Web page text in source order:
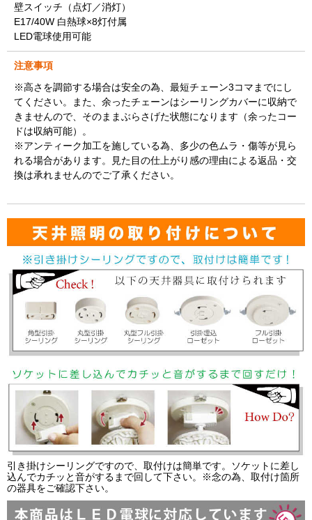
壁スイッチ（点灯／消灯）
E17/40W 白熱球×8灯付属
LED電球使用可能
注意事項
※高さを調節する場合は安全の為、最短チェーン3コマまでにし
てください。また、余ったチェーンはシーリングカバーに収納で
きませんので、そのままぶらさげた状態になります（余ったコー
ドは収納可能）。
※アンティーク加工を施している為、多少の色ムラ・傷等が見ら
れる場合があります。見た目の仕上がり感の理由による返品・交
換は承れませんのでご了承ください。
引き掛けシーリングですので、取付けは簡単です。ソケットに差し
込んでカチッと音がするまで回して下さい。※念の為、取付け箇所
の器具をご確認下さい。